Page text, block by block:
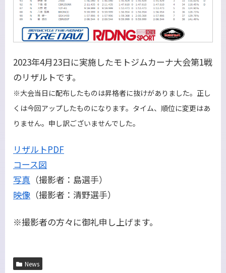
2023年4月23日に実施したモトジムカーナ大会第1戦
のリザルトです。
※大会当日に配布したものは昇格者に抜けがありました。正し
くは今回アップしたものになります。タイム、順位に変更はあ
りません。申し訳ございませんでした。
リザルトPDF
コース図
写真 （撮影者：島選手）
映像 （撮影者：清野選手）
※撮影者の方々に御礼申し上げます。
News